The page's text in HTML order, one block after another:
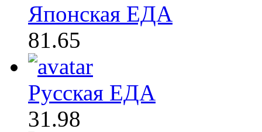
Японская ЕДА
81.65
Русская ЕДА
31.98